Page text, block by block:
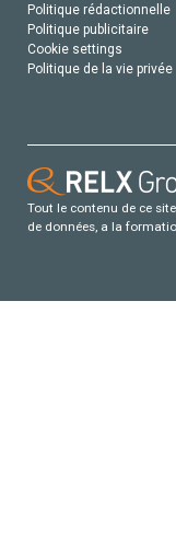
Politique rédactionnelle
Politique publicitaire
Cookie settings
Politique de la vie privée
Tout le contenu de ce
de données, a la